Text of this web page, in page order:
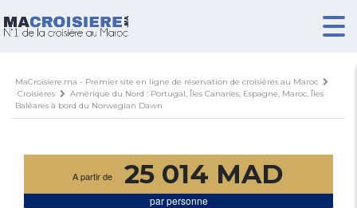
MaCroisiere.ma - Premier site en ligne de réservation de croisières au Maroc
Croisieres
Amérique du Nord : Portugal, Îles Canaries, Espagne, Maroc, Îles
Baléares à bord du Norwegian Dawn
A partir de 25 014 MAD
par personne